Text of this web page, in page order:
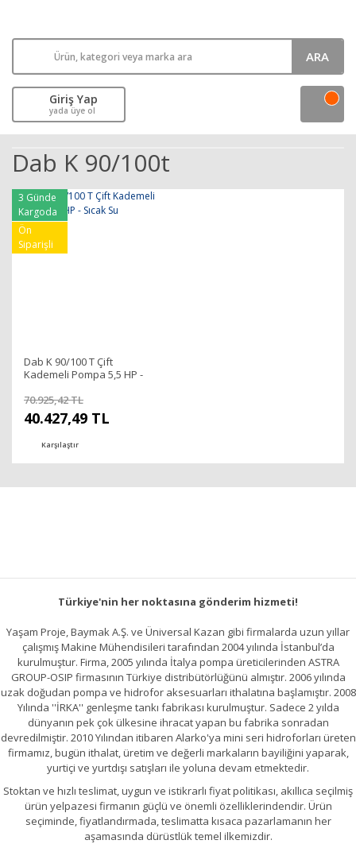
ARA
Giriş Yap
yada üye ol
Dab K 90/100t
3 Günde
Kargoda
Ön
Siparişli
Dab K 90/100 T Çift
Kademeli Pompa 5,5 HP -
70.925,42 TL
40.427,49 TL
Karşılaştır
Türkiye'nin her noktasına gönderim hizmeti!
Yaşam Proje, Baymak A.Ş. ve Üniversal Kazan gibi firmalarda uzun yıllar
çalışmış Makine Mühendisileri tarafından 2004 yılında İstanbul’da
kurulmuştur. Firma, 2005 yılında İtalya pompa üreticilerinden ASTRA
GROUP-OSIP firmasının Türkiye distribütörlüğünü almıştır. 2006 yılında
uzak doğudan pompa ve hidrofor aksesuarları ithalatına başlamıştır. 2008
Yılında ''İRKA'' genleşme tankı fabrikası kurulmuştur. Sadece 2 yılda
dünyanın pek çok ülkesine ihracat yapan bu fabrika sonradan
devredilmiştir. 2010 Yılından itibaren Alarko'ya mini seri hidroforları üreten
firmamız, bugün ithalat, üretim ve değerli markaların bayiliğini yaparak,
yurtiçi ve yurtdışı satışları ile yoluna devam etmektedir.
Stoktan ve hızlı teslimat, uygun ve istikrarlı fiyat politikası, akıllıca seçilmiş
ürün yelpazesi firmanın güçlü ve önemli özelliklerindendir. Ürün
seçiminde, fiyatlandırmada, teslimatta kısaca pazarlamanın her
aşamasında dürüstlük temel ilkemizdir.